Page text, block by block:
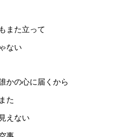
また立って
ない
かの心に届くから
た
えない